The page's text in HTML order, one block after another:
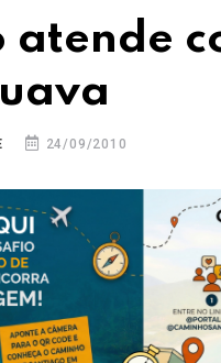
atende
24/09/2010